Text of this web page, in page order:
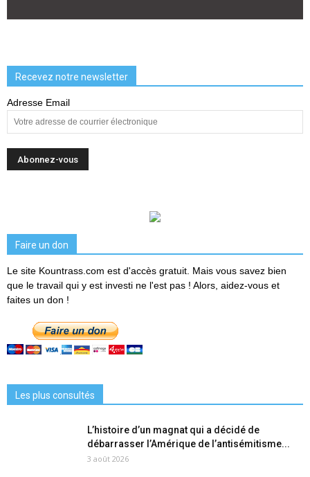
Recevez notre newsletter
Adresse Email
Faire un don
Le site Kountrass.com est d'accès gratuit. Mais vous savez bien
que le travail qui y est investi ne l'est pas ! Alors, aidez-vous et
faites un don !
Les plus consultés
L’histoire d’un magnat qui a décidé de
débarrasser l’Amérique de l’antisémitisme...
3 août 2026